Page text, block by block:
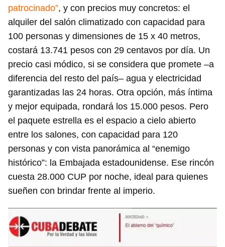
patrocinado”, y con precios muy concretos: el
alquiler del salón climatizado con capacidad para
100 personas y dimensiones de 15 x 40 metros,
costará 13.741 pesos con 29 centavos por día. Un
precio casi módico, si se considera que promete –a
diferencia del resto del país– agua y electricidad
garantizadas las 24 horas. Otra opción, más íntima
y mejor equipada, rondará los 15.000 pesos. Pero
el paquete estrella es el espacio a cielo abierto
entre los salones, con capacidad para 120
personas y con vista panorámica al “enemigo
histórico”: la Embajada estadounidense. Ese rincón
cuesta 28.000 CUP por noche, ideal para quienes
sueñen con brindar frente al imperio.